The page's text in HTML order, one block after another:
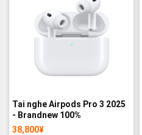
Tai nghe Airpods Pro 3 2025
- Brandnew 100%
38,800¥